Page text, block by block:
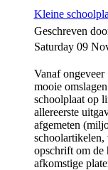
Kleine
Geschreven
Saturday 09
Vanaf
mooie
schoolplaat op
allereerste
afgemeten
schoolartikelen,
opschrift om de
afkomstige